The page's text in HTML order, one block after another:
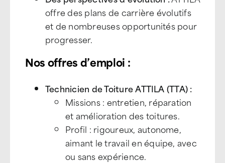
offre des plans de carrière évolutifs
et de nombreuses opportunités pour
progresser.
Nos offres d’emploi :
Technicien de Toiture ATTILA (TTA) :
Missions : entretien, réparation
et amélioration des toitures.
Profil : rigoureux, autonome,
aimant le travail en équipe, avec
ou sans expérience.